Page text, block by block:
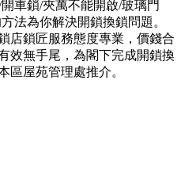
車鎖/夾萬不能開啟/玻璃門
法為你解決開鎖換鎖問題。
店鎖匠服務態度專業，價錢合
效無手尾，為閣下完成開鎖換
區屋苑管理處推介。